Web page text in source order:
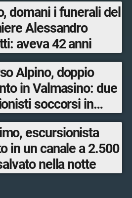
domani i funerali del
Alessandro
aveva 42 anni
Alpino, doppio
in Valmasino: due
soccorsi in
escursionista
in un canale a 2.500
nella notte